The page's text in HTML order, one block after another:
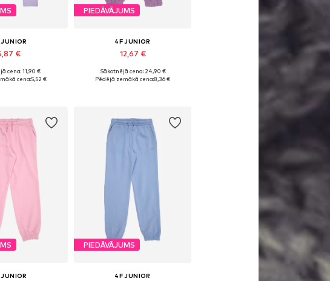
JUNIOR
€
izmēri: 164
cena: 11,90 €
cena:5,52 €
PIEDĀVĀJUMS
4F JUNIOR
12,67 €
Pieejamie izmēri: 152, 158
Sākotnējā cena: 24,90 €
Pēdējā zemākā cena:8,36 €
JUNIOR
PIEDĀVĀJUMS
4F JUNIOR